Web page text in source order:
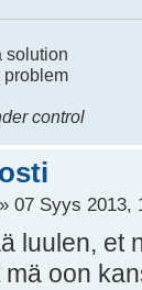
solution
problem
control
» 07 Syys 2013,
luulen, et
oon